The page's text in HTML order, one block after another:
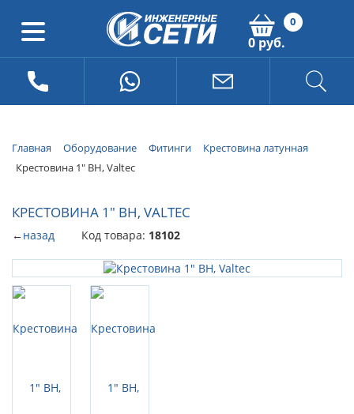
0
0 руб.
Главная Оборудование Фитинги
Крестовина латунная
Крестовина 1" ВН, Valtec
КРЕСТОВИНА 1" ВН, VALTEC
←назад Код товара: 18102